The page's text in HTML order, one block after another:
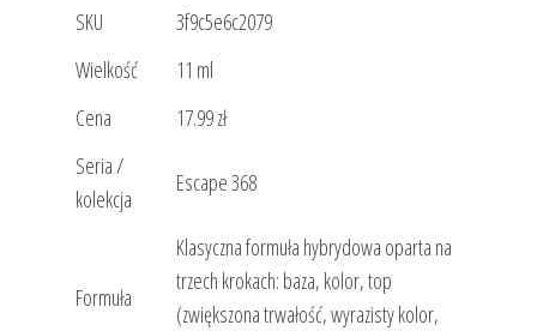
SKU
3f9c5e6c2079
Wielkość
11 ml
Cena
17.99 zł
Seria /
kolekcja
Escape 368
Formuła
Klasyczna formuła hybrydowa oparta na
trzech krokach: baza, kolor, top
(zwiększona trwałość, wyrazisty kolor,